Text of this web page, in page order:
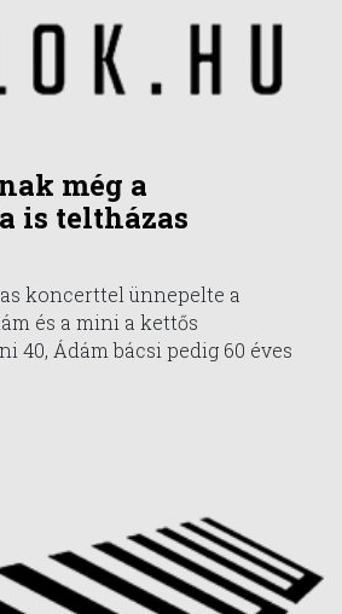
még a
is teltházas
koncerttel ünnepelte a
és a mini a kettős
40, Ádám bácsi pedig 60 éves